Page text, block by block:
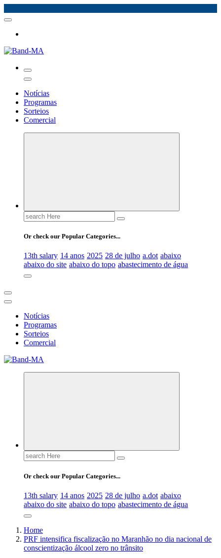
Skip
content
Notícias
Programas
Sorteios
Comercial
Search
for:
Or check our Popular Categories...
13th salary 14 anos 2025 28 de julho a.dot abaixo
abaixo do site abaixo do topo abastecimento de água
Notícias
Programas
Sorteios
Comercial
Search
for:
Or check our Popular Categories...
13th salary 14 anos 2025 28 de julho a.dot abaixo
abaixo do site abaixo do topo abastecimento de água
Home
PRF intensifica fiscalização no Maranhão no dia nacional de
conscientização álcool zero no trânsito